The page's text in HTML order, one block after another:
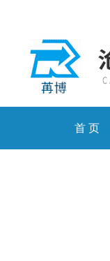
首 页